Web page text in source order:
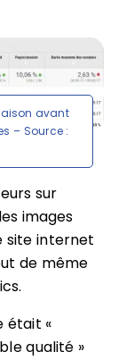
avant
– Source :
sur
images
site internet
de même
était «
qualité »